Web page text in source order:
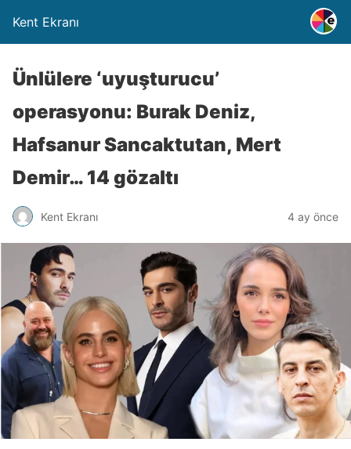
Kent Ekranı
Ünlülere ‘uyuşturucu’
operasyonu: Burak Deniz,
Hafsanur Sancaktutan, Mert
Demir… 14 gözaltı
Kent Ekranı 4 ay önce